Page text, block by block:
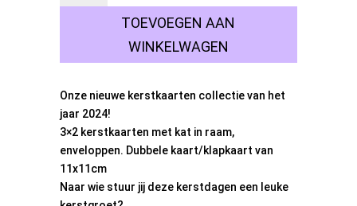
home
aantal
TOEVOEGEN AAN
WINKELWAGEN
Onze nieuwe kerstkaarten collectie van het
jaar 2024!
3×2 kerstkaarten met kat in raam,
enveloppen. Dubbele kaart/klapkaart van
11x11cm
Naar wie stuur jij deze kerstdagen een leuke